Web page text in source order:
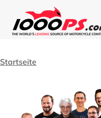
Startseite